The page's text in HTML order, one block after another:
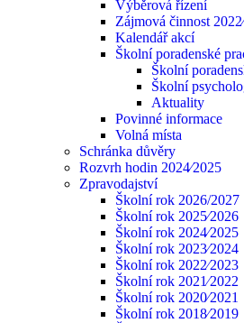
Výběrová řízení
Zájmová činnost
Kalendář akcí
Školní poradenské
Školní
Školní
Aktuality
Povinné informace
Volná místa
Schránka důvěry
Rozvrh hodin 2024⁄2025
Zpravodajství
Školní rok 2026/2027
Školní rok 2025⁄2026
Školní rok 2024⁄2025
Školní rok 2023⁄2024
Školní rok 2022⁄2023
Školní rok 2021⁄2022
Školní rok 2020⁄2021
Školní rok 2018⁄2019